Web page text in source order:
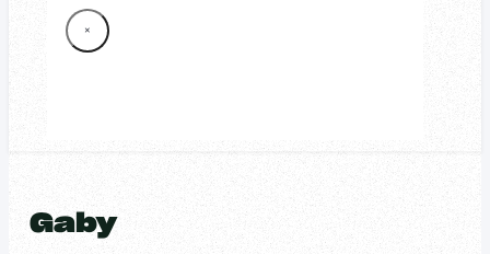
×
Gaby